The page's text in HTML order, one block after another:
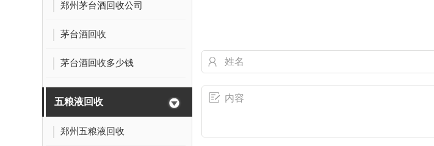
郑州茅台酒回收公司
茅台酒回收
茅台酒回收多少钱
五粮液回收
郑州五粮液回收